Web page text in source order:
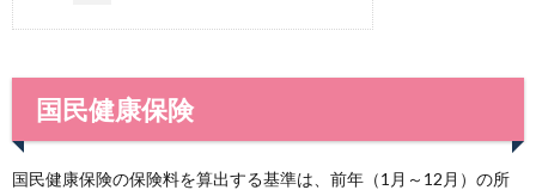
国民健康保険
国民健康保険の保険料を算出する基準は、前年（1月～12月）の所